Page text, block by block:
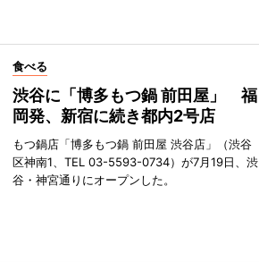
食べる
渋谷に「博多もつ鍋 前田屋」 福
岡発、新宿に続き都内2号店
もつ鍋店「博多もつ鍋 前田屋 渋谷店」（渋谷
区神南1、TEL 03-5593-0734）が7月19日、渋
谷・神宮通りにオープンした。